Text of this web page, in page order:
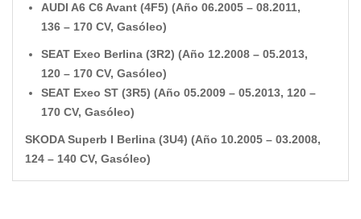
AUDI A6 C6 Avant (4F5) (Año 06.2005 – 08.2011,
136 – 170 CV, Gasóleo)
SEAT Exeo Berlina (3R2) (Año 12.2008 – 05.2013,
120 – 170 CV, Gasóleo)
SEAT Exeo ST (3R5) (Año 05.2009 – 05.2013, 120 –
170 CV, Gasóleo)
SKODA Superb I Berlina (3U4) (Año 10.2005 – 03.2008,
124 – 140 CV, Gasóleo)